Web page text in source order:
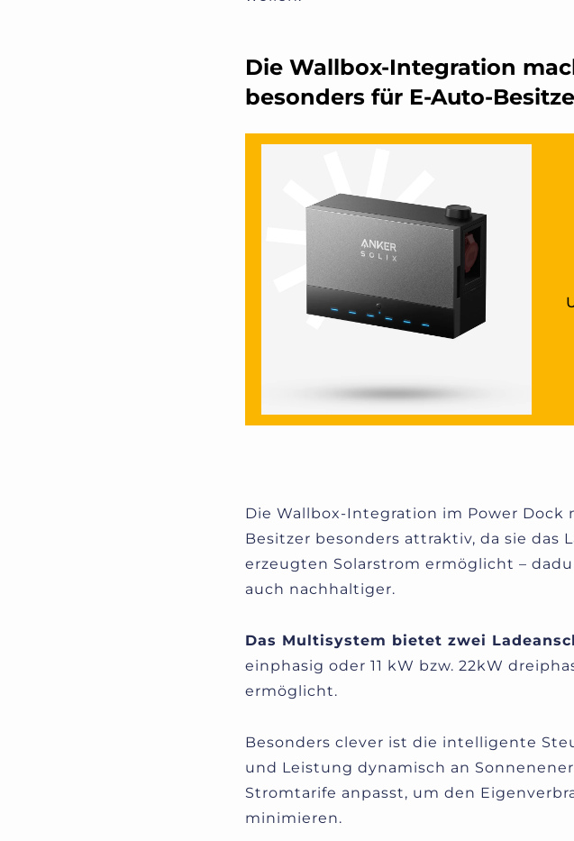
Die Wallbox‑Integration
besonders für
Die Wallbox-Integration im Power Dock
Besitzer besonders attraktiv, da sie das
erzeugten Solarstrom ermöglicht –
auch nachhaltiger.
Das Multisystem bietet zwei
einphasig oder 11 kW bzw. 22kW
ermöglicht.
Besonders clever ist die intelligente
und Leistung dynamisch an
Stromtarife anpasst, um den
minimieren.